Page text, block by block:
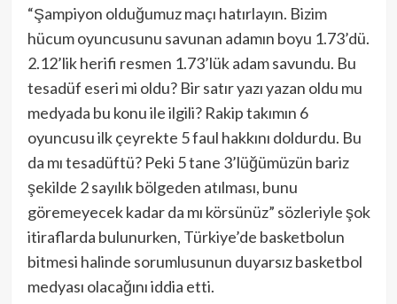
“Şampiyon olduğumuz maçı hatırlayın. Bizim
hücum oyuncusunu savunan adamın boyu 1.73’dü.
2.12’lik herifi resmen 1.73’lük adam savundu. Bu
tesadüf eseri mi oldu? Bir satır yazı yazan oldu mu
medyada bu konu ile ilgili? Rakip takımın 6
oyuncusu ilk çeyrekte 5 faul hakkını doldurdu. Bu
da mı tesadüftü? Peki 5 tane 3’lüğümüzün bariz
şekilde 2 sayılık bölgeden atılması, bunu
göremeyecek kadar da mı körsünüz” sözleriyle şok
itiraflarda bulunurken, Türkiye’de basketbolun
bitmesi halinde sorumlusunun duyarsız basketbol
medyası olacağını iddia etti.